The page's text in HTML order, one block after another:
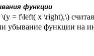
функции
= f\left( x \right),\)
убывание функции на